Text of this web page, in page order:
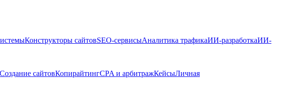
Конструкторы сайтовSEO-сервисыАналитика трафикаИИ-разработкаИИ-
Создание сайтовКопирайтингCPA и арбитражКейсыЛичная